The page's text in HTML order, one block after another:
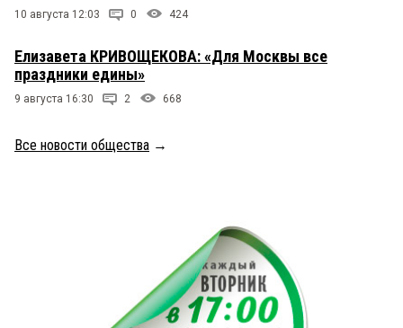
10 августа 12:03 0 424
Елизавета КРИВОЩЕКОВА: «Для Москвы все
праздники едины»
9 августа 16:30 2 668
Все новости общества →